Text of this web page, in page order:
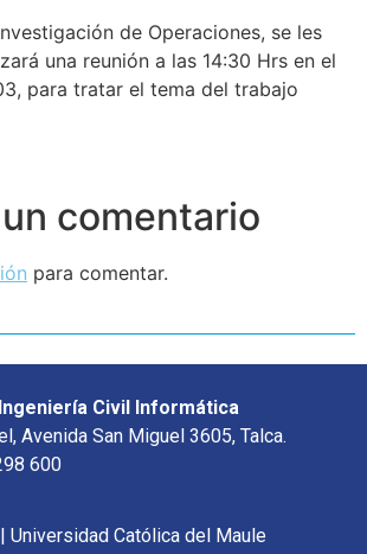
de Operaciones, se les
una reunión a las 14:30 Hrs en el
para tratar el tema del trabajo
comentario
para comentar.
Civil Informática
Avenida San Miguel 3605, Talca.
600
Universidad Católica del Maule